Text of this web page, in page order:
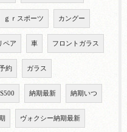
ｇｒスポーツ カングー
ペア 車 フロントガラス
約 ガラス
S500 納期最新 納期いつ
ヴォクシー納期最新